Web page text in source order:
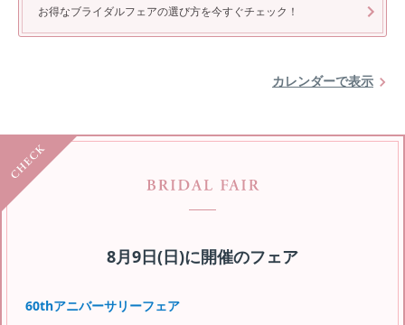
お得なブライダルフェアの選び方を今すぐチェック！
カレンダーで表示
8月9日(日)に開催のフェア
60thアニバーサリーフェア